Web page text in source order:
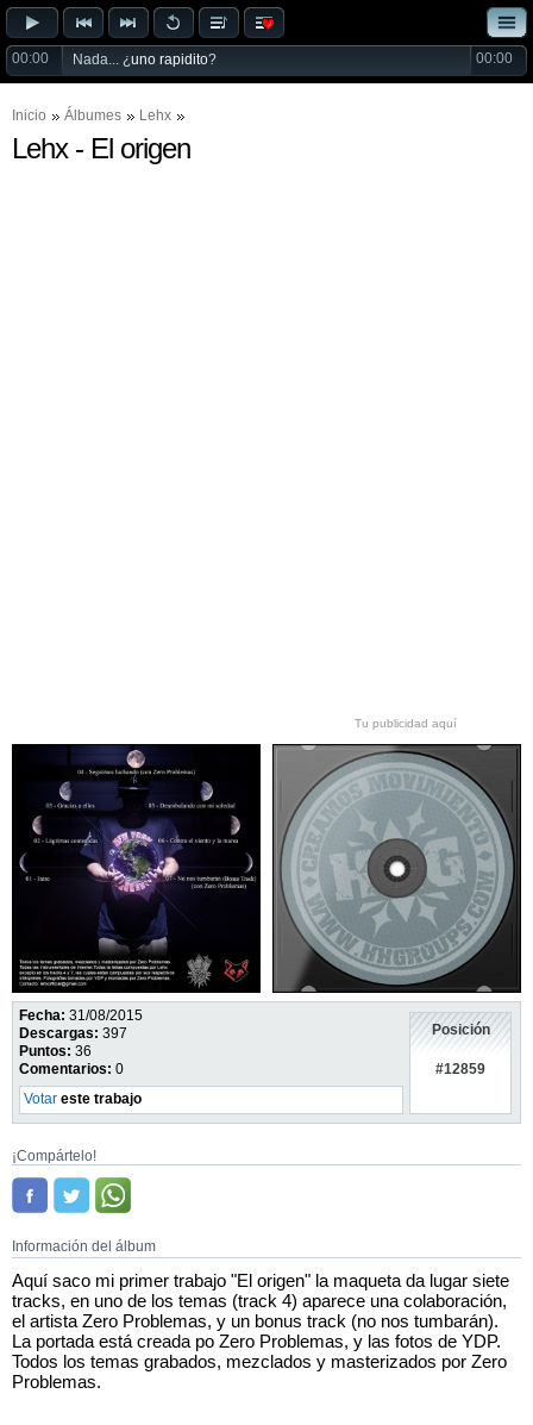
00:00 Nada... ¿uno rapidito? 00:00
Inicio Álbumes Lehx
Lehx - El origen
Tu publicidad aquí
Fecha: 31/08/2015
Descargas: 397
Puntos: 36
Comentarios: 0
Votar este trabajo
Posición
#12859
¡Compártelo!
Información del álbum
Aquí saco mi primer trabajo "El origen" la maqueta da lugar siete
tracks, en uno de los temas (track 4) aparece una colaboración,
el artista Zero Problemas, y un bonus track (no nos tumbarán).
La portada está creada po Zero Problemas, y las fotos de YDP.
Todos los temas grabados, mezclados y masterizados por Zero
Problemas.